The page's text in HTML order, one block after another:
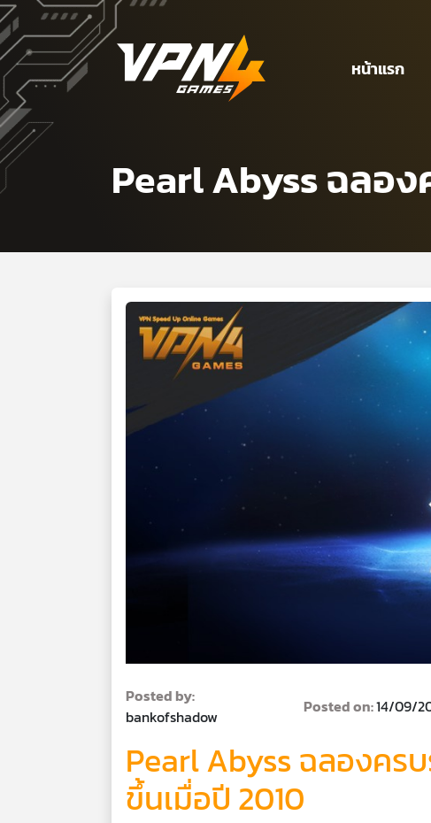
หน้าแรก
Pearl Abyss ฉลอง
Posted by:
bankofshadow
Posted on:14/09/
Pearl Abyss ฉลองคร
ขึ้นเมื่อปี 2010